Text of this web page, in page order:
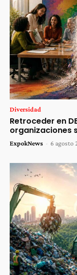
Diversidad
Retroceder en
organizaciones
ExpokNews - 6 agosto